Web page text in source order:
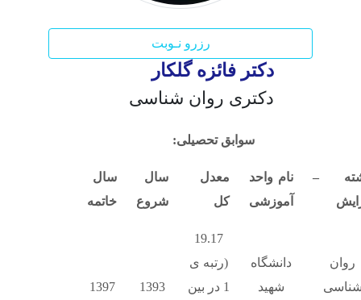
رزرو نـوبت
دکتر فائزه گلکار
دکتری روان شناسی
سوابق تحصیلی:
–
نام واحد
آموزشی
معدل
کل
سال
شروع
سال
خاتمه
روان
دانشگاه
شهید
19.17
(رتبه ی
1 در بین
1393
1397